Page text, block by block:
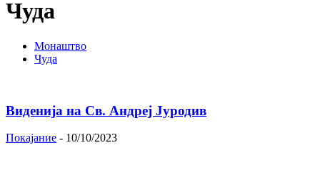
Чуда
Монаштво
Чуда
Виденија на Св. Андреј Јуродив
Покајание - 10/10/2023